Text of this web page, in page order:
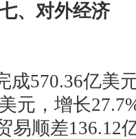
、对外经济
成570.36亿美
元，增长
易顺差136.12